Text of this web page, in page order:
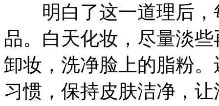
明白了这一道理后，
品。白天化妆，尽量淡
卸妆，洗净脸上的脂粉
习惯，保持皮肤洁净，